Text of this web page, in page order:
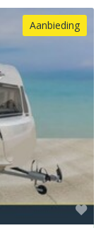
Aanbieding